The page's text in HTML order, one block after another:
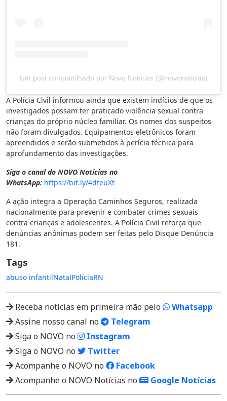
Um post compartilhado por Novo Notícias (@novonoticias)
A Polícia Civil informou ainda que existem indícios de que os
investigados possam ter praticado violência sexual contra
crianças do próprio núcleo familiar. Os nomes dos suspeitos
não foram divulgados. Equipamentos eletrônicos foram
apreendidos e serão submetidos à perícia técnica para
aprofundamento das investigações.
Siga o canal do NOVO Notícias no
WhatsApp: https://bit.ly/4dfeuXt
A ação integra a Operação Caminhos Seguros, realizada
nacionalmente para prevenir e combater crimes sexuais
contra crianças e adolescentes. A Polícia Civil reforça que
denúncias anônimas podem ser feitas pelo Disque Denúncia
181.
Tags
abuso infantilNatalPolíciaRN
Receba notícias em primeira mão pelo
Whatsapp
Assine nosso canal no
Telegram
Siga o NOVO no
Instagram
Siga o NOVO no
Twitter
Acompanhe o NOVO no
Facebook
Acompanhe o NOVO Notícias no
Google Notícias